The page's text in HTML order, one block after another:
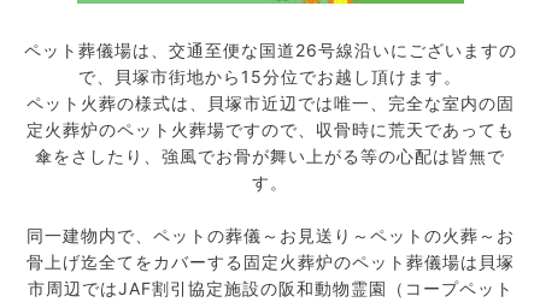
ペット葬儀場は、交通至便な国道26号線沿いにございますの
で、貝塚市街地から15分位でお越し頂けます。
ペット火葬の様式は、貝塚市近辺では唯一、完全な室内の固
定火葬炉のペット火葬場ですので、収骨時に荒天であっても
傘をさしたり、強風でお骨が舞い上がる等の心配は皆無で
す。
同一建物内で、ペットの葬儀～お見送り～ペットの火葬～お
骨上げ迄全てをカバーする固定火葬炉のペット葬儀場は貝塚
市周辺ではJAF割引協定施設の阪和動物霊園（コープペット